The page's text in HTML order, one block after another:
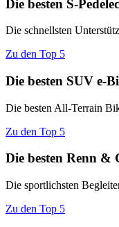
Die besten S-
Die schnellsten
Zu den Top 5
Die besten SUV e-
Die besten All-Terrain
Zu den Top 5
Die besten Renn &
Die sportlichsten
Zu den Top 5